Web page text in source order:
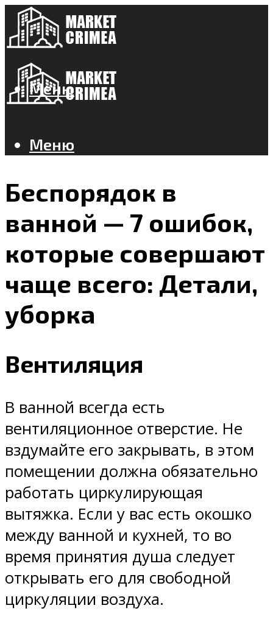
Меню
Меню
Беспорядок в
ванной — 7 ошибок,
которые совершают
чаще всего: Детали,
уборка
Вентиляция
В ванной всегда есть
вентиляционное отверстие. Не
вздумайте его закрывать, в этом
помещении должна обязательно
работать циркулирующая
вытяжка. Если у вас есть окошко
между ванной и кухней, то во
время принятия душа следует
открывать его для свободной
циркуляции воздуха.